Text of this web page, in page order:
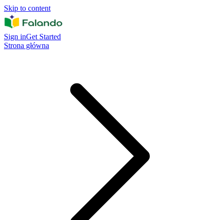
Skip to content
Sign inGet Started
Strona główna